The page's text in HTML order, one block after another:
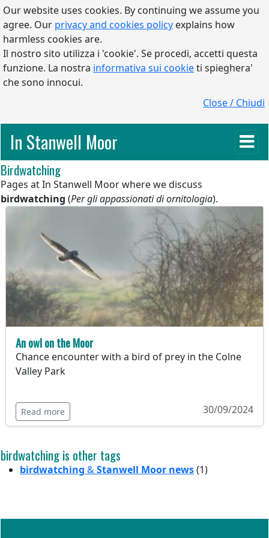
Our website uses cookies. By continuing we assume you
agree. Our privacy and cookies policy explains how
harmless cookies are.
Il nostro sito utilizza i 'cookie'. Se procedi, accetti questa
funzione. La nostra informativa sui cookieti spieghera'
che sono innocui.
Close / Chiudi
In Stanwell Moor
Birdwatching
Pages at In Stanwell Moor where we discuss
birdwatching (Per gli appassionati di ornitologia).
An owl on the Moor
Chance encounter with a bird of prey in the Colne
Valley Park
Read more 30/09/2024
birdwatching is other tags
birdwatching &Stanwell Moor news(1)